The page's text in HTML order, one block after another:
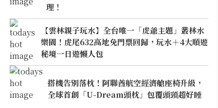
理！
【雲林親子玩水】全台唯一「虎爺主題」叢林水
樂園！虎尾632高地免門票回歸，玩水＋4大順遊
秘境一日遊懶人包
搭機告別落枕！阿聯酋航空經濟艙座椅升級，
全球首創「U-Dream頭枕」包覆頭頸超好睡